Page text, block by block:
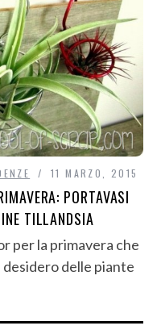
11 MARZO, 2015
PORTAVASI
TILLANDSIA
per la primavera che
desidero delle piante